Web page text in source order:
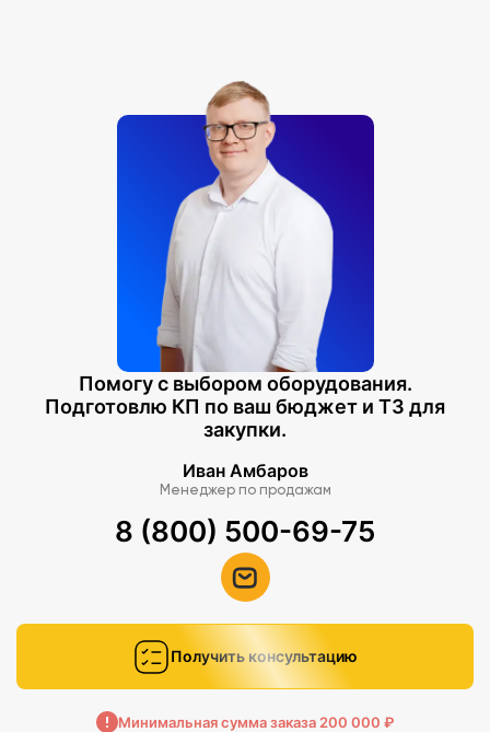
Помогу с выбором оборудования.
Подготовлю КП по ваш бюджет и ТЗ для
закупки.
Иван Амбаров
Менеджер по продажам
8 (800) 500-69-75
Получить консультацию
Минимальная сумма заказа 200 000 ₽